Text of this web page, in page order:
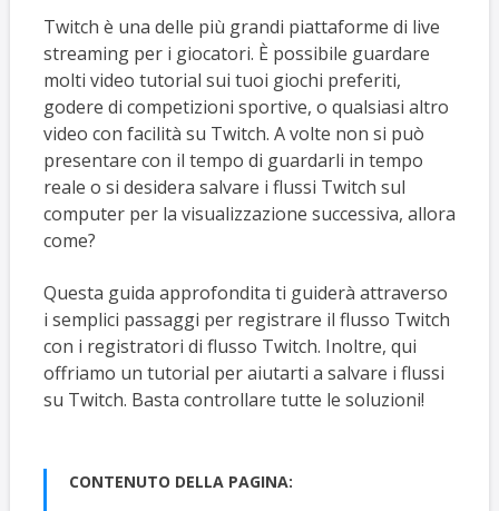
Twitch è una delle più grandi piattaforme di live
streaming per i giocatori. È possibile guardare
molti video tutorial sui tuoi giochi preferiti,
godere di competizioni sportive, o qualsiasi altro
video con facilità su Twitch. A volte non si può
presentare con il tempo di guardarli in tempo
reale o si desidera salvare i flussi Twitch sul
computer per la visualizzazione successiva, allora
come?
Questa guida approfondita ti guiderà attraverso
i semplici passaggi per registrare il flusso Twitch
con i registratori di flusso Twitch. Inoltre, qui
offriamo un tutorial per aiutarti a salvare i flussi
su Twitch. Basta controllare tutte le soluzioni!
CONTENUTO DELLA PAGINA: